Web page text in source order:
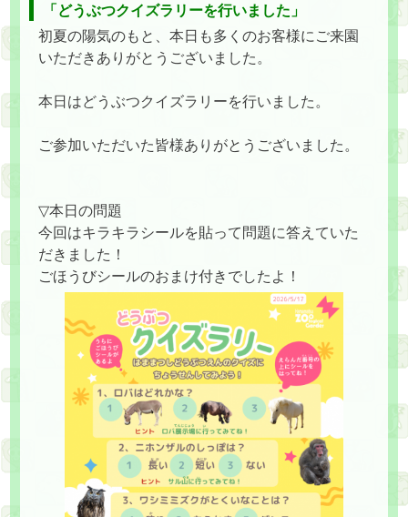
「どうぶつクイズラリーを行いました」
初夏の陽気のもと、本日も多くのお客様にご来園
いただきありがとうございました。
本日はどうぶつクイズラリーを行いました。
ご参加いただいた皆様ありがとうございました。
▽本日の問題
今回はキラキラシールを貼って問題に答えていた
だきました！
ごほうびシールのおまけ付きでしたよ！